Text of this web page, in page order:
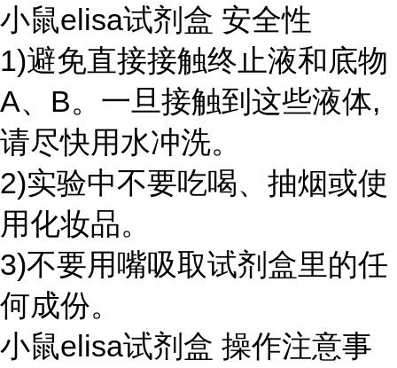
小鼠elisa试剂盒 安全性
1)避免直接接触终止液和底物
A、B。一旦接触到这些液体,
请尽快用水冲洗。
2)实验中不要吃喝、抽烟或使
用化妆品。
3)不要用嘴吸取试剂盒里的任
何成份。
小鼠elisa试剂盒 操作注意事